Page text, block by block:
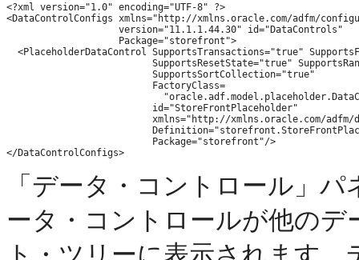
<?xml version="1.0" encoding="UTF-8" ?>
<DataControlConfigs xmlns="http://xmlns.oracle.com/adfm/
                    version="11.1.1.44.30" id="DataControls"
                    Package="storefront">
<PlaceholderDataControl SupportsTransactions="true"
SupportsResetState="true"
                          SupportsSortCollection="true"
                          FactoryClass=
                          id="StoreFrontPlaceholder"
xmlns="http://xmlns.oracle.com/adfm/
                          Package="storefront"/>
「データ・コントロール」
ータ・コントロールが他の
ト・ツリーに表示されます